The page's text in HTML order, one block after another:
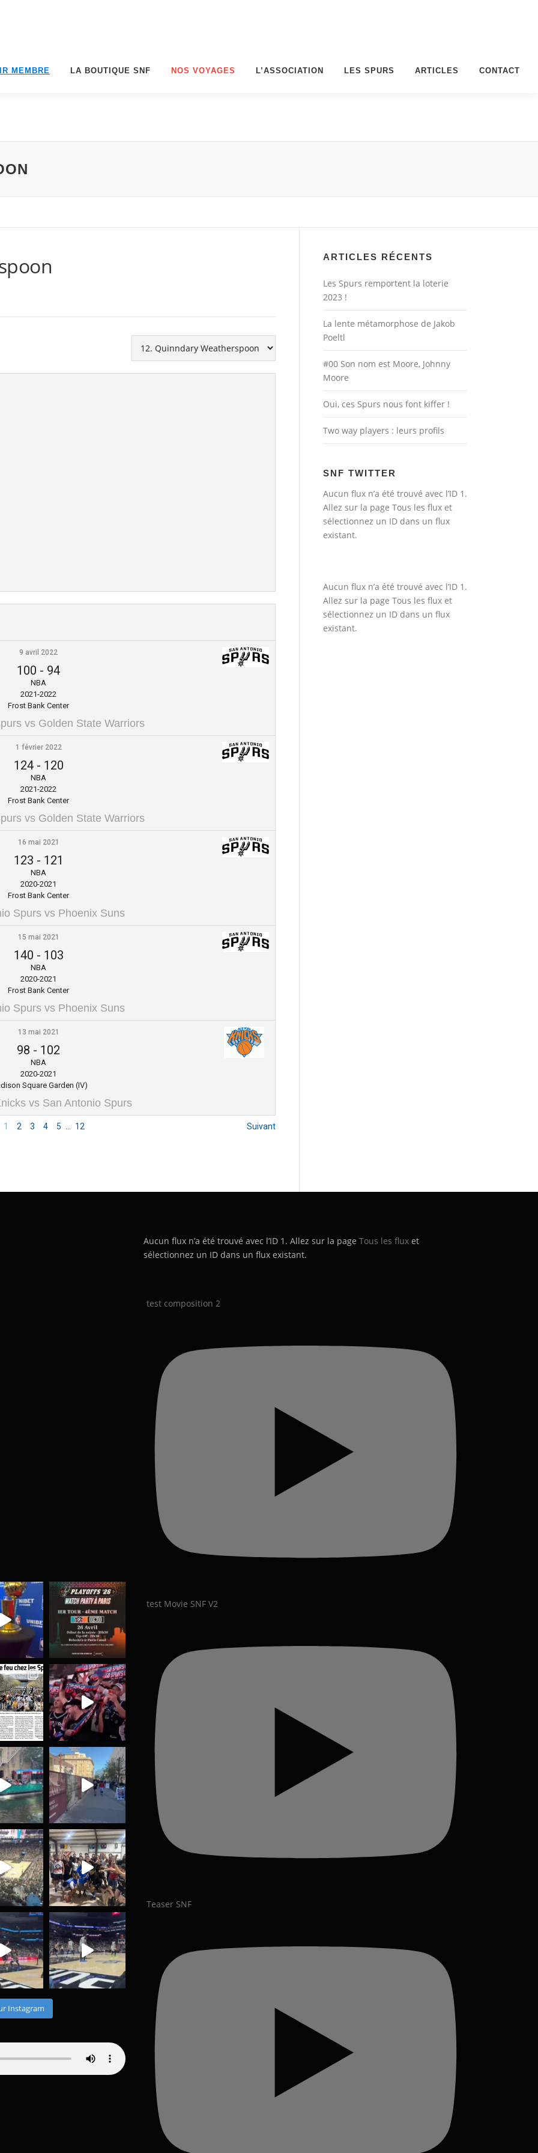
MEMBRE LA BOUTIQUE SNF NOS VOYAGES L’ASSOCIATION LES SPURS ARTICLES CONTACT
9 avril 2022
100 - 94
NBA
2021-2022
Frost Bank Center
vs Golden State Warriors
1 février 2022
124- 120
NBA
2021-2022
Frost Bank Center
vs Golden State Warriors
16 mai 2021
123 - 121
NBA
2020-2021
Frost Bank Center
Spurs vs Phoenix Suns
15 mai 2021
140 - 103
NBA
2020-2021
Frost Bank Center
Spurs vs Phoenix Suns
13 mai 2021
98 - 102
NBA
2020-2021
Square Garden (IV)
vs San Antonio Spurs
1 2 3 4 5 12 Suivant
ARTICLES RÉCENTS
Les Spurs remportent la loterie
2023 !
La lente métamorphose de Jakob
Poeltl
#00 Son nom est Moore, Johnny
Moore
Oui, ces Spurs nous font kiffer !
Two way players : leurs profils
SNF TWITTER
Aucun flux n’a été trouvé avec l’ID 1.
Allez sur la page Tous les flux et
sélectionnez un ID dans un flux
existant.
Aucun flux n’a été trouvé avec l’ID 1.
Allez sur la page Tous les flux et
sélectionnez un ID dans un flux
existant.
Instagram
Aucun flux n’a été trouvé avec l’ID 1. Allez sur la page Tous les flux et
sélectionnez un ID dans un flux existant.
test composition 2
test Movie SNF V2
Teaser SNF